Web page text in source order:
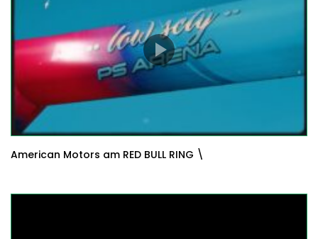
American Motors am RED BULL RING \